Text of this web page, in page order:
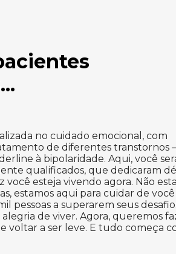
no cuidado emocional, com
de diferentes transtornos
à bipolaridade. Aqui, você
qualificados, que dedicaram
esteja vivendo agora. Não
estamos aqui para cuidar de
pessoas a superarem seus
de viver. Agora, queremos
voltar a ser leve. E tudo começa